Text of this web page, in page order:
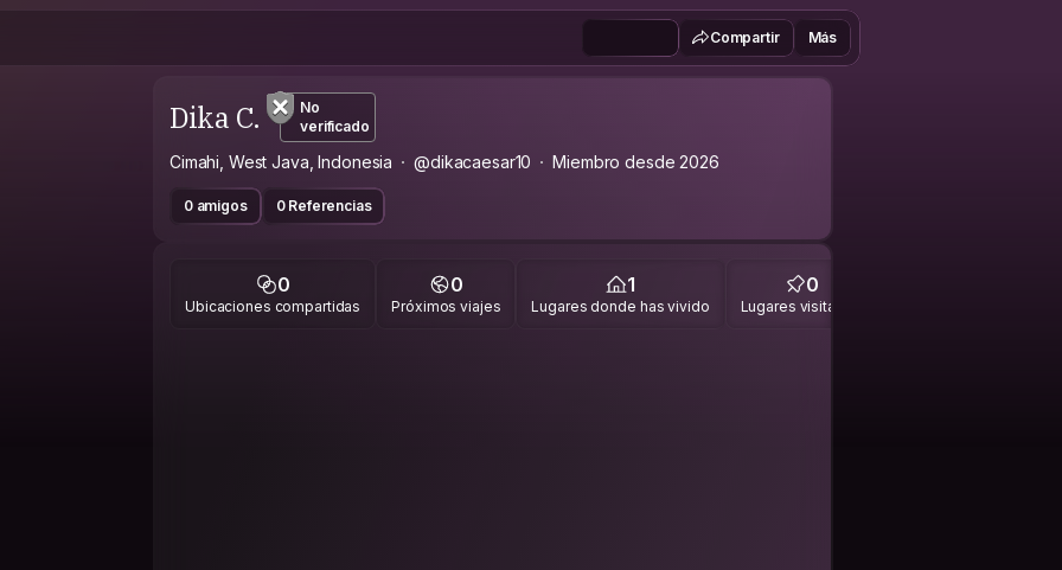
Compartir Más
Dika C.
No
verificado
Cimahi, West Java, Indonesia @dikacaesar10 Miembro desde 2026
0 amigos 0 Referencias
0
Ubicaciones compartidas
0
Próximos viajes
1
Lugares donde has vivido
0
Lugares visitados